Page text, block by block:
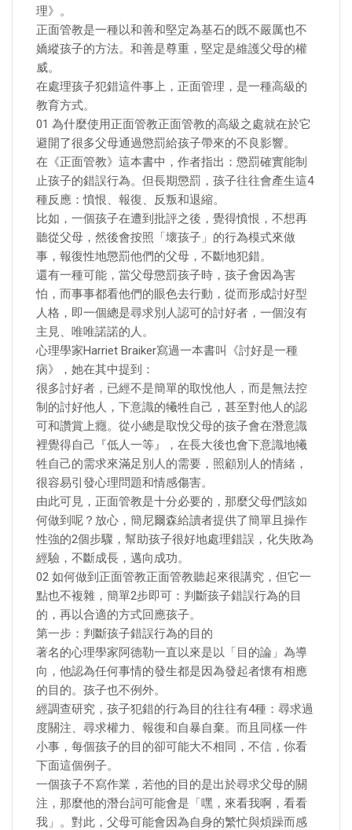
理》。
正面管教是一種以和善和堅定為基石的既不嚴厲也不
嬌縱孩子的方法。和善是尊重，堅定是維護父母的權
威。
在處理孩子犯錯這件事上，正面管理，是一種高級的
教育方式。
01 為什麼使用正面管教正面管教的高級之處就在於它
避開了很多父母通過懲罰給孩子帶來的不良影響。
在《正面管教》這本書中，作者指出：懲罰確實能制
止孩子的錯誤行為。但長期懲罰，孩子往往會產生這4
種反應：憤恨、報復、反叛和退縮。
比如，一個孩子在遭到批評之後，覺得憤恨，不想再
聽從父母，然後會按照「壞孩子」的行為模式來做
事，報復性地懲罰他們的父母，不斷地犯錯。
還有一種可能，當父母懲罰孩子時，孩子會因為害
怕，而事事都看他們的眼色去行動，從而形成討好型
人格，即一個總是尋求別人認可的討好者，一個沒有
主見、唯唯諾諾的人。
心理學家Harriet Braiker寫過一本書叫《討好是一種
病》，她在其中提到：
很多討好者，已經不是簡單的取悅他人，而是無法控
制的討好他人，下意識的犧牲自己，甚至對他人的認
可和讚賞上癮。從小總是取悅父母的孩子會在潛意識
裡覺得自己『低人一等』，在長大後也會下意識地犧
牲自己的需求來滿足別人的需要，照顧別人的情緒，
很容易引發心理問題和情感傷害。
由此可見，正面管教是十分必要的，那麼父母們該如
何做到呢？放心，簡尼爾森給讀者提供了簡單且操作
性強的2個步驟，幫助孩子很好地處理錯誤，化失敗為
經驗，不斷成長，邁向成功。
02 如何做到正面管教正面管教聽起來很講究，但它一
點也不複雜，簡單2步即可：判斷孩子錯誤行為的目
的，再以合適的方式回應孩子。
第一步：判斷孩子錯誤行為的目的
著名的心理學家阿德勒一直以來是以「目的論」為導
向，他認為任何事情的發生都是因為發起者懷有相應
的目的。孩子也不例外。
經調查研究，孩子犯錯的行為目的往往有4種：尋求過
度關注、尋求權力、報復和自暴自棄。而且同樣一件
小事，每個孩子的目的卻可能大不相同，不信，你看
下面這個例子。
一個孩子不寫作業，若他的目的是出於尋求父母的關
注，那麼他的潛台詞可能會是「嘿，來看我啊，看看
我」。對此，父母可能會因為自身的繁忙與煩躁而感